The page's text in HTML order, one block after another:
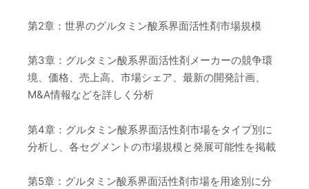
第2章：世界のグルタミン酸系界面活性剤市場規模
第3章：グルタミン酸系界面活性剤メーカーの競争環
境、価格、売上高、市場シェア、最新の開発計画、
M&A情報などを詳しく分析
第4章：グルタミン酸系界面活性剤市場をタイプ別に
分析し、各セグメントの市場規模と発展可能性を掲載
第5章：グルタミン酸系界面活性剤市場を用途別に分